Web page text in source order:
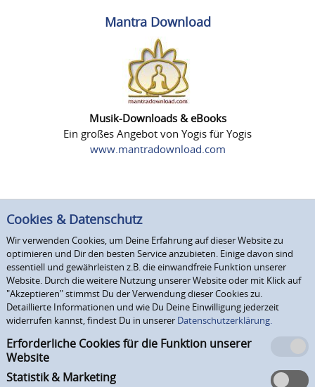
Mantra Download
Musik-Downloads & eBooks
Ein großes Angebot von Yogis für Yogis
www.mantradownload.com
Cookies & Datenschutz
Wir verwenden Cookies, um Deine Erfahrung auf dieser Website zu
optimieren und Dir den besten Service anzubieten. Einige davon sind
essentiell und gewährleisten z.B. die einwandfreie Funktion unserer
Website. Durch die weitere Nutzung unserer Website oder mit Klick auf
"Akzeptieren" stimmst Du der Verwendung dieser Cookies zu.
Detaillierte Informationen und wie Du Deine Einwilligung jederzeit
widerrufen kannst, findest Du in unserer Datenschutzerklärung.
Erforderliche Cookies für die Funktion unserer
Website
Statistik & Marketing